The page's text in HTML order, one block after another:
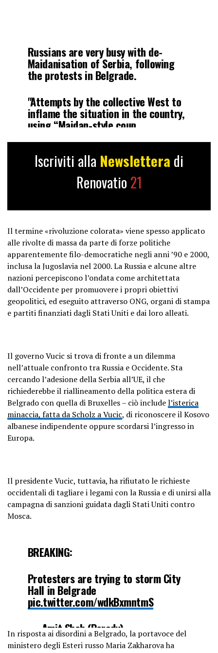
Russians are very busy with de-
Maidanisation of Serbia, following
the protests in Belgrade.
"Attempts by the collective West to
inflame the situation in the country,
using “Maidan-style coup
“The only possible reaction is to…
pic.twitter.com/7dYklIHnKb
— Yasmina (@yasminalombaert)
December 25, 2023
Iscriviti alla Newslettera di
Renovatio 21
Il termine «rivoluzione colorata» viene spesso applicato
alle rivolte di massa da parte di forze politiche
apparentemente filo-democratiche negli anni ’90 e 2000,
inclusa la Jugoslavia nel 2000. La Russia e alcune altre
nazioni percepiscono l’ondata come architettata
dall’Occidente per promuovere i propri obiettivi
geopolitici, ed eseguito attraverso ONG, organi di stampa
e partiti finanziati dagli Stati Uniti e dai loro alleati.
Il governo Vucic si trova di fronte a un dilemma
nell’attuale confronto tra Russia e Occidente. Sta
cercando l’adesione della Serbia all’UE, il che
richiederebbe il riallineamento della politica estera di
Belgrado con quella di Bruxelles – ciò includel’isterica
minaccia, fatta da Scholz a Vucic, di riconoscere il Kosovo
albanese indipendente oppure scordarsi l’ingresso in
Europa.
Il presidente Vucic, tuttavia, ha rifiutato le richieste
occidentali di tagliare i legami con la Russia e di unirsi alla
campagna di sanzioni guidata dagli Stati Uniti contro
Mosca.
BREAKING:
Protesters are trying to storm City
Hall in Belgrade
pic.twitter.com/wdkBxmntmS
— Amit Shah (Parody)
(@Motabhai012)December 25, 2023
In risposta ai disordini a Belgrado, la portavoce del
ministero degli Esteri russo Maria Zakharova ha